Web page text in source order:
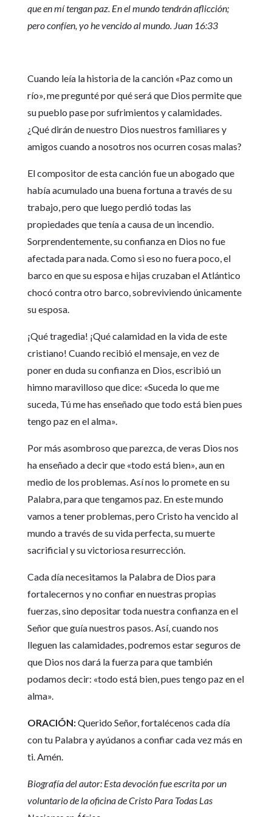
que en mí tengan paz. En el mundo tendrán aflicción;
pero confíen, yo he vencido al mundo. Juan 16:33
Cuando leía la historia de la canción «Paz como un
río», me pregunté por qué será que Dios permite que
su pueblo pase por sufrimientos y calamidades.
¿Qué dirán de nuestro Dios nuestros familiares y
amigos cuando a nosotros nos ocurren cosas malas?
El compositor de esta canción fue un abogado que
había acumulado una buena fortuna a través de su
trabajo, pero que luego perdió todas las
propiedades que tenía a causa de un incendio.
Sorprendentemente, su confianza en Dios no fue
afectada para nada. Como si eso no fuera poco, el
barco en que su esposa e hijas cruzaban el Atlántico
chocó contra otro barco, sobreviviendo únicamente
su esposa.
¡Qué tragedia! ¡Qué calamidad en la vida de este
cristiano! Cuando recibió el mensaje, en vez de
poner en duda su confianza en Dios, escribió un
himno maravilloso que dice: «Suceda lo que me
suceda, Tú me has enseñado que todo está bien pues
tengo paz en el alma».
Por más asombroso que parezca, de veras Dios nos
ha enseñado a decir que «todo está bien», aun en
medio de los problemas. Así nos lo promete en su
Palabra, para que tengamos paz. En este mundo
vamos a tener problemas, pero Cristo ha vencido al
mundo a través de su vida perfecta, su muerte
sacrificial y su victoriosa resurrección.
Cada día necesitamos la Palabra de Dios para
fortalecernos y no confiar en nuestras propias
fuerzas, sino depositar toda nuestra confianza en el
Señor que guía nuestros pasos. Así, cuando nos
lleguen las calamidades, podremos estar seguros de
que Dios nos dará la fuerza para que también
podamos decir: «todo está bien, pues tengo paz en el
alma».
ORACIÓN:Querido Señor, fortalécenos cada día
con tu Palabra y ayúdanos a confiar cada vez más en
ti. Amén.
Biografía del autor: Esta devoción fue escrita por un
voluntario de la oficina de Cristo Para Todas Las